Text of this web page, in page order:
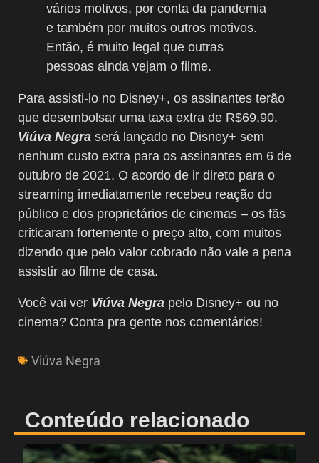
vários motivos, por conta da pandemia
e também por muitos outros motivos.
Então, é muito legal que outras
pessoas ainda vejam o filme.
Para assisti-lo no Disney+, os assinantes terão
que desembolsar uma taxa extra de R$69,90.
Viúva Negra será lançado no Disney+ sem
nenhum custo extra para os assinantes em 6 de
outubro de 2021. O acordo de ir direto para o
streaming imediatamente recebeu reação do
público e dos proprietários de cinemas – os fãs
criticaram fortemente o preço alto, com muitos
dizendo que pelo valor cobrado não vale a pena
assistir ao filme de casa.
Você vai ver Viúva Negra pelo Disney+ ou no
cinema? Conta pra gente nos comentários!
Viúva Negra
Conteúdo relacionado